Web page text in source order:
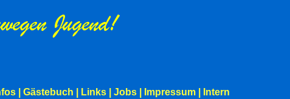
Gästebuch Links Jobs Impressum Intern